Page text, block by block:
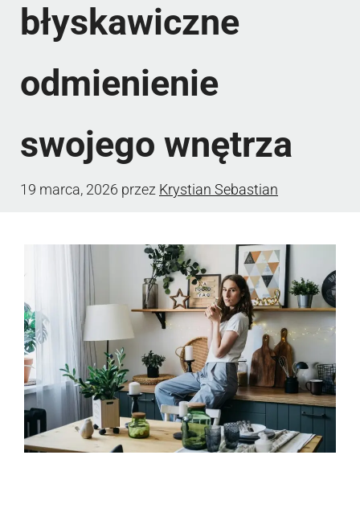
błyskawiczne
odmienienie
swojego wnętrza
19 marca, 2026 przez Krystian Sebastian